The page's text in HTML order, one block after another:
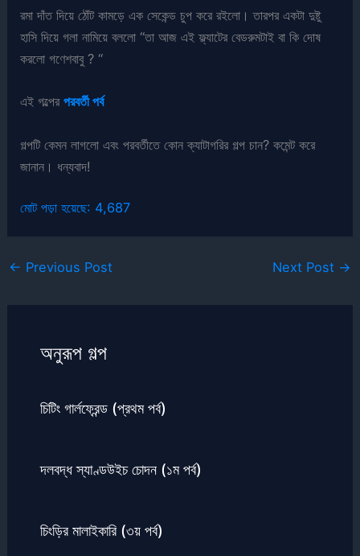
রমা দাঁত দিয়ে ঠোঁট কামড়ে এক সেকেন্ড চুপ করে রইলো। তারপর একটা দুষ্টু
হাসি দিয়ে গলা নামিয়ে বললো “তা আজ এই ফ্ল্যাটের বেডরুমটাই বা কি দোষ
করলো গণেশবাবু ? “
এই গল্পেরপরবর্তী পর্ব
গল্পটি কেমন লাগলো এবং পরবর্তীতে কোন ক্যাটাগরির গল্প চান? কমেন্ট করে
জানান। ধন্যবাদ!
মোট পড়া হয়েছে: 4,687
← Previous Post Next Post →
অনুরূপ গল্প
চিটিং গার্লফ্রেন্ড (প্রথম পর্ব)
দলবদ্ধ স্যাণ্ডউইচ চোদন (১ম পর্ব)
চিংড়ির মালাইকারি (৩য় পর্ব)